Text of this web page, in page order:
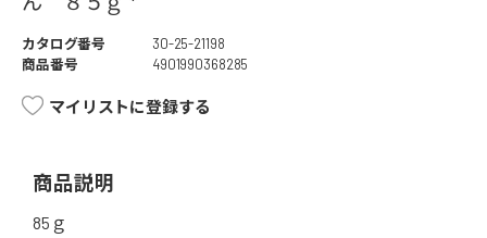
カタログ番号
30-25-21198
商品番号
4901990368285
マイリストに登録する
商品説明
85ｇ